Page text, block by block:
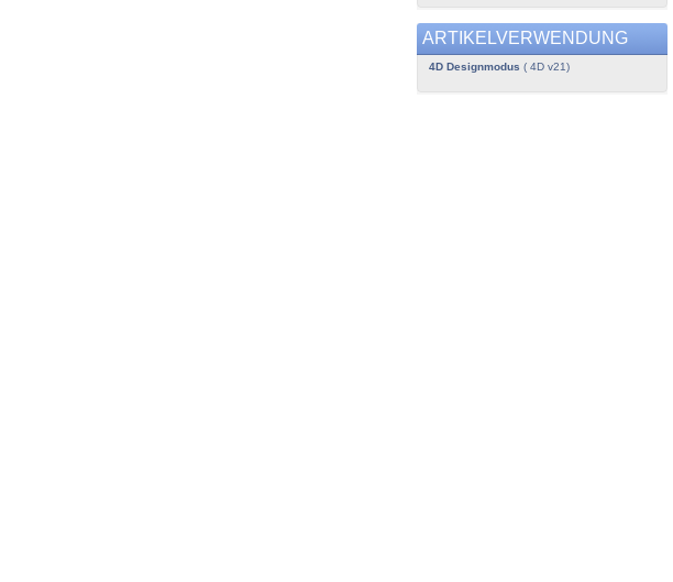
ARTIKELVERWENDUNG
4D Designmodus ( 4D v21)